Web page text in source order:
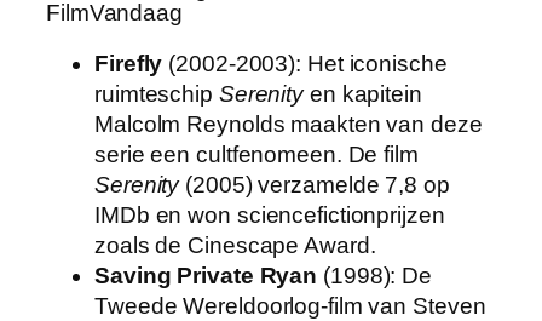
FilmVandaag
Firefly (2002-2003): Het iconische
ruimteschip Serenityen kapitein
Malcolm Reynolds maakten van deze
serie een cultfenomeen. De film
Serenity(2005) verzamelde 7,8 op
IMDb en won sciencefictionprijzen
zoals de Cinescape Award.
Saving Private Ryan (1998): De
Tweede Wereldoorlog-film van Steven